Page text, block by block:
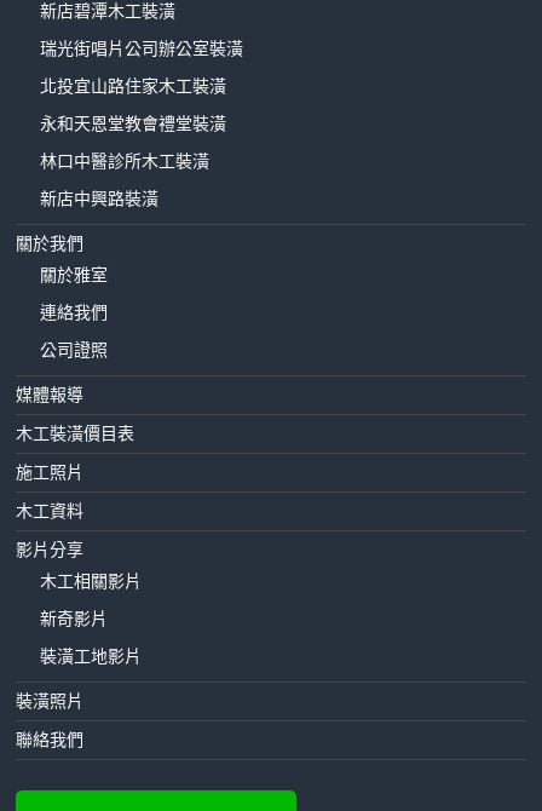
新店碧潭木工裝潢
瑞光街唱片公司辦公室裝潢
北投宜山路住家木工裝潢
永和天恩堂教會禮堂裝潢
林口中醫診所木工裝潢
新店中興路裝潢
關於我們
關於雅室
連絡我們
公司證照
媒體報導
木工裝潢價目表
施工照片
木工資料
影片分享
木工相關影片
新奇影片
裝潢工地影片
裝潢照片
聯絡我們